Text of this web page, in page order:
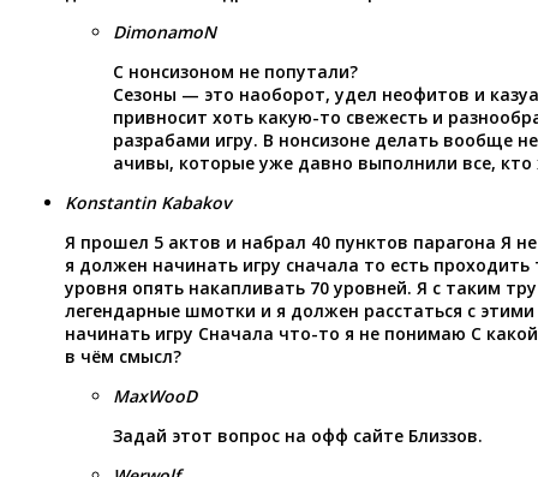
DimonamoN
С нонсизоном не попутали?
Сезоны — это наоборот, удел неофитов и
привносит хоть какую-то свежесть и
разрабами игру. В нонсизоне делать вообще
ачивы, которые уже давно выполнили все, кто
Konstantin Kabakov
Я прошел 5 актов и набрал 40 пунктов парагона Я
я должен начинать игру сначала то есть проходить
уровня опять накапливать 70 уровней. Я с таким
легендарные шмотки и я должен расстаться с
начинать игру Сначала что-то я не понимаю С
в чём смысл?
MaxWooD
Задай этот вопрос на офф сайте Близзов.